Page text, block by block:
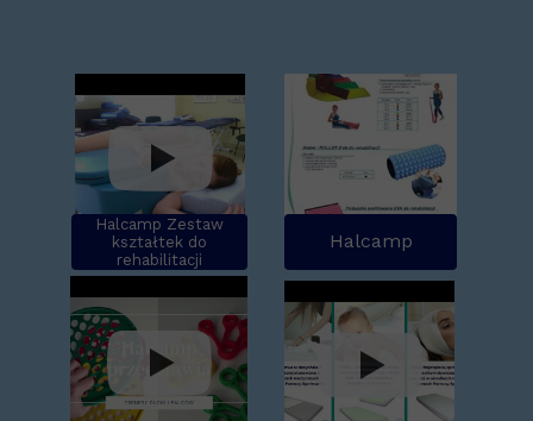
Halcamp Zestaw
kształtek do
rehabilitacji
Halcamp